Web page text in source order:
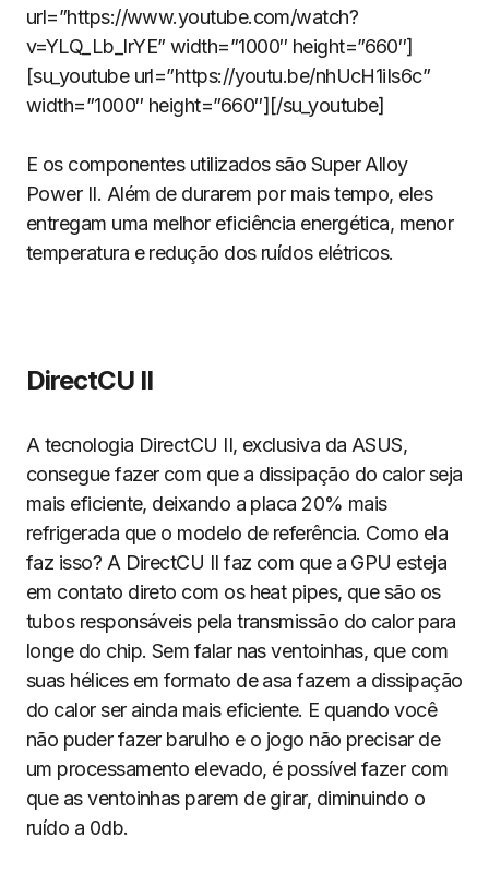
url=”https://www.youtube.com/watch?
v=YLQ_Lb_lrYE” width=”1000″ height=”660″]
[su_youtube url=”https://youtu.be/nhUcH1iIs6c”
width=”1000″ height=”660″][/su_youtube]
E os componentes utilizados são Super Alloy
Power II. Além de durarem por mais tempo, eles
entregam uma melhor eficiência energética, menor
temperatura e redução dos ruídos elétricos.
DirectCU II
A tecnologia DirectCU II, exclusiva da ASUS,
consegue fazer com que a dissipação do calor seja
mais eficiente, deixando a placa 20% mais
refrigerada que o modelo de referência. Como ela
faz isso? A DirectCU II faz com que a GPU esteja
em contato direto com os heat pipes, que são os
tubos responsáveis pela transmissão do calor para
longe do chip. Sem falar nas ventoinhas, que com
suas hélices em formato de asa fazem a dissipação
do calor ser ainda mais eficiente. E quando você
não puder fazer barulho e o jogo não precisar de
um processamento elevado, é possível fazer com
que as ventoinhas parem de girar, diminuindo o
ruído a 0db.